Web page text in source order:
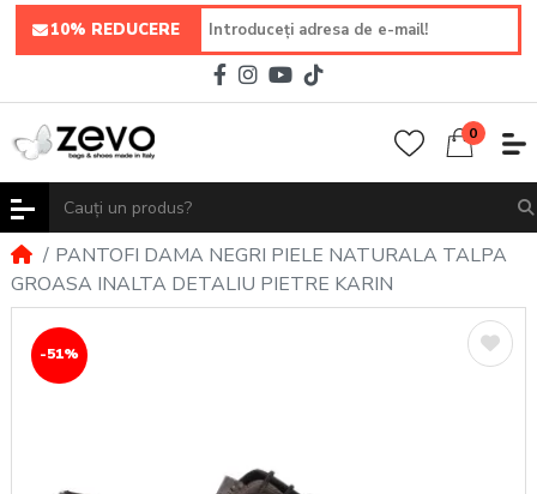
10% REDUCERE
0
PANTOFI DAMA NEGRI PIELE NATURALA TALPA
GROASA INALTA DETALIU PIETRE KARIN
-51%